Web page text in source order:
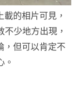
的相片可見，
少地方出現，
，但可以肯定不
。